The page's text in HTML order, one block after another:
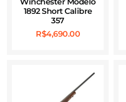
1892 Short Calibre
357
R$4,690.00